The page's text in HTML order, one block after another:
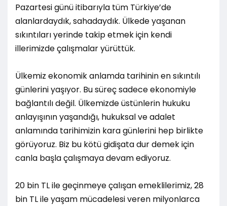
Pazartesi günü itibarıyla tüm Türkiye’de
alanlardaydık, sahadaydık. Ülkede yaşanan
sıkıntıları yerinde takip etmek için kendi
illerimizde çalışmalar yürüttük.
Ülkemiz ekonomik anlamda tarihinin en sıkıntılı
günlerini yaşıyor. Bu süreç sadece ekonomiyle
bağlantılı değil. Ülkemizde üstünlerin hukuku
anlayışının yaşandığı, hukuksal ve adalet
anlamında tarihimizin kara günlerini hep birlikte
görüyoruz. Biz bu kötü gidişata dur demek için
canla başla çalışmaya devam ediyoruz.
20 bin TL ile geçinmeye çalışan emeklilerimiz, 28
bin TL ile yaşam mücadelesi veren milyonlarca